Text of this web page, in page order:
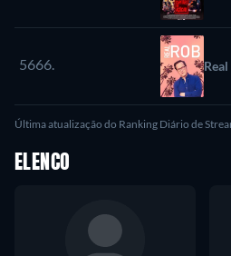
5666.
Última atualização do Ranking Diário de
ELENCO